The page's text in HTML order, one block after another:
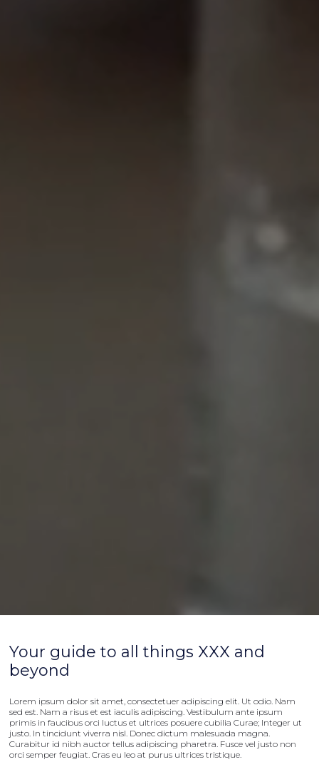
Your guide to all things XXX and
beyond
Lorem ipsum dolor sit amet, consectetuer adipiscing elit. Ut odio. Nam
sed est. Nam a risus et est iaculis adipiscing. Vestibulum ante ipsum
primis in faucibus orci luctus et ultrices posuere cubilia Curae; Integer ut
justo. In tincidunt viverra nisl. Donec dictum malesuada magna.
Curabitur id nibh auctor tellus adipiscing pharetra. Fusce vel justo non
orci semper feugiat. Cras eu leo at purus ultrices tristique.